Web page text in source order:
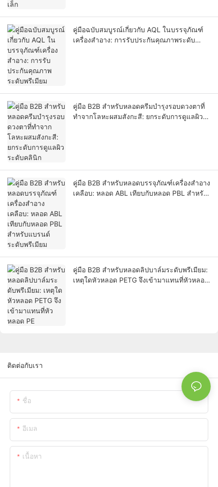
คู่มือฉบับสมบูรณ์เกี่ยวกับ AQL ในบรรจุภัณฑ์
เครื่องสำอาง: การรับประกันคุณภาพระดับ
คู่มือ B2B สำหรับหลอดครีมบำรุงรอบดวงตาที่
ทำจากโลหะผสมสังกะสี: ยกระดับการดูแลผิว
คู่มือ B2B สำหรับหลอดบรรจุภัณฑ์เครื่องสำอาง
เคลือบ: หลอด ABL เทียบกับหลอด PBL สำหรับ
คู่มือ B2B สำหรับหลอดลิปบาล์มระดับพรีเมียม:
เหตุใดหัวหลอด PETG จึงเข้ามาแทนที่หัวหลอด
ติดต่อกับเรา
ชื่อ
อีเมล
เนื้อหา